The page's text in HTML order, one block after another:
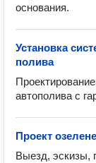
основания.
Установка
полива
автополива с
Проект
Выезд, эскизы,